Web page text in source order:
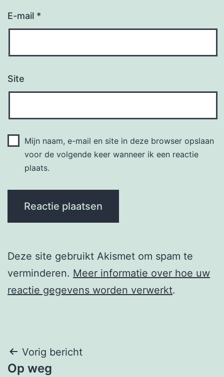
E-mail *
Site
Mijn naam, e-mail en site in deze browser opslaan
voor de volgende keer wanneer ik een reactie
plaats.
Deze site gebruikt Akismet om spam te
verminderen. Meer informatie over hoe uw
reactie gegevens worden verwerkt.
Berichtnavigatie
Vorig bericht
Op weg